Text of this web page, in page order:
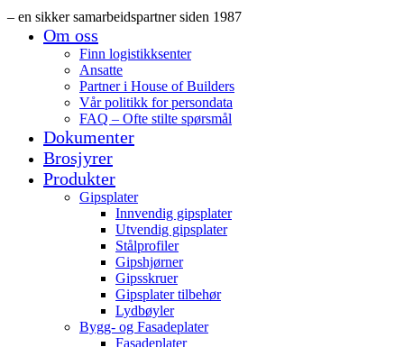
– en sikker samarbeidspartner siden 1987
Om oss
Finn logistikksenter
Ansatte
Partner i House of Builders
Vår politikk for persondata
FAQ – Ofte stilte spørsmål
Dokumenter
Brosjyrer
Produkter
Gipsplater
Innvendig gipsplater
Utvendig gipsplater
Stålprofiler
Gipshjørner
Gipsskruer
Gipsplater tilbehør
Lydbøyler
Bygg- og Fasadeplater
Fasadeplater